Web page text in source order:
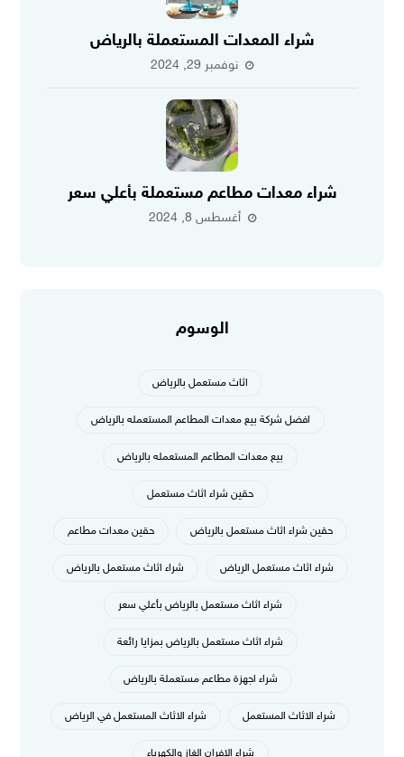
شراء المعدات المستعملة بالرياض
نوفمبر 29, 2024
شراء معدات مطاعم مستعملة بأعلي سعر
أغسطس 8, 2024
الوسوم
اثاث مستعمل بالرياض
افضل شركة بيع معدات المطاعم المستعمله بالرياض
بيع معدات المطاعم المستعمله بالرياض
حقين شراء اثاث مستعمل
حقين شراء اثاث مستعمل بالرياض حقين معدات مطاعم
شراء اثاث مستعمل الرياض شراء اثاث مستعمل بالرياض
شراء اثاث مستعمل بالرياض بأعلي سعر
شراء اثاث مستعمل بالرياض بمزايا رائعة
شراء اجهزة مطاعم مستعملة بالرياض
شراء الاثاث المستعمل شراء الاثاث المستعمل في الرياض
شراء الافران الغاز والكهرباء